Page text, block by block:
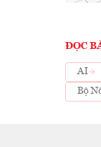
ĐỌC
AI
Bộ